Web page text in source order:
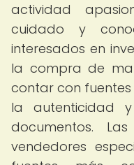
actividad
cuidado y
interesados en
la compra de
contar con
la autenticidad
documentos.
vendedores